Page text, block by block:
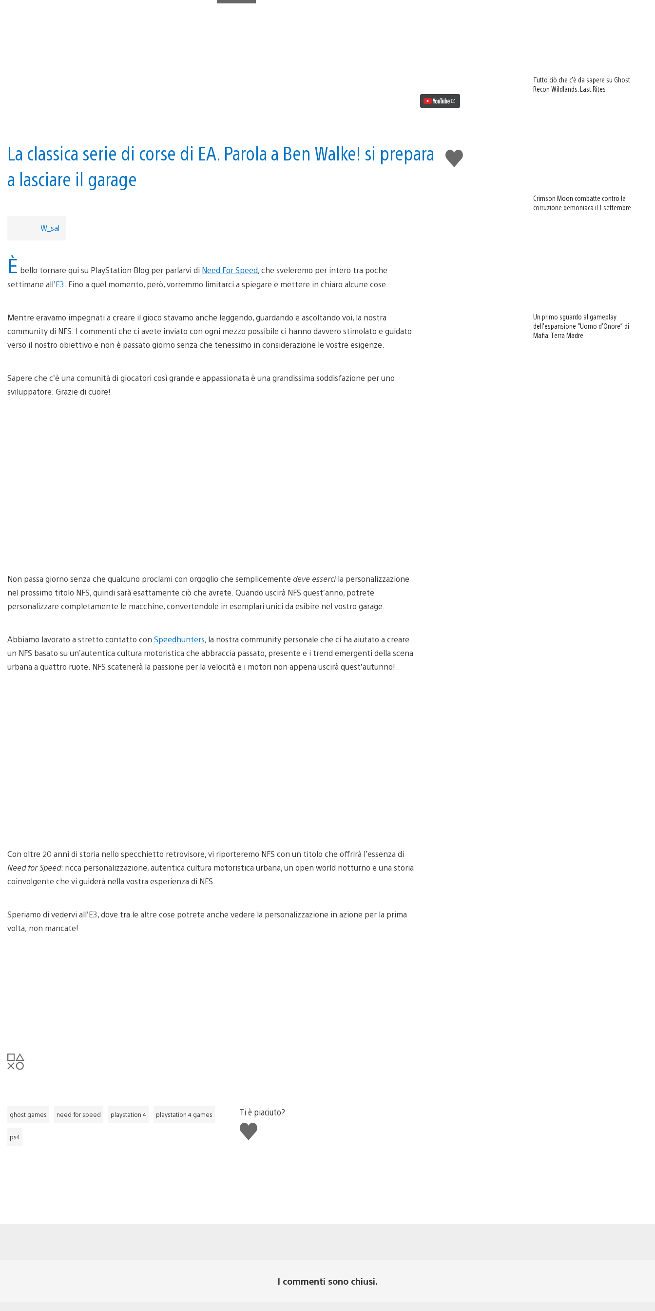
for
Mi
piace
La classica serie di corse di EA. Parola a Ben Walke! si prepara
a lasciare il garage
W_sal
È bello tornare qui su PlayStation Blog per parlarvi di Need For Speed, che sveleremo per intero tra poche
settimane all’E3 . Fino a quel momento, però, vorremmo limitarci a spiegare e mettere in chiaro alcune cose.
Mentre eravamo impegnati a creare il gioco stavamo anche leggendo, guardando e ascoltando voi, la nostra
community di NFS. I commenti che ci avete inviato con ogni mezzo possibile ci hanno davvero stimolato e guidato
verso il nostro obiettivo e non è passato giorno senza che tenessimo in considerazione le vostre esigenze.
Sapere che c’è una comunità di giocatori così grande e appassionata è una grandissima soddisfazione per uno
sviluppatore. Grazie di cuore!
Non passa giorno senza che qualcuno proclami con orgoglio che semplicemente deve essercila personalizzazione
nel prossimo titolo NFS, quindi sarà esattamente ciò che avrete. Quando uscirà NFS quest’anno, potrete
personalizzare completamente le macchine, convertendole in esemplari unici da esibire nel vostro garage.
Abbiamo lavorato a stretto contatto con Speedhunters, la nostra community personale che ci ha aiutato a creare
un NFS basato su un’autentica cultura motoristica che abbraccia passato, presente e i trend emergenti della scena
urbana a quattro ruote. NFS scatenerà la passione per la velocità e i motori non appena uscirà quest’autunno!
Con oltre 20 anni di storia nello specchietto retrovisore, vi riporteremo NFS con un titolo che offrirà l’essenza di
Need for Speed: ricca personalizzazione, autentica cultura motoristica urbana, un open world notturno e una storia
coinvolgente che vi guiderà nella vostra esperienza di NFS.
Speriamo di vedervi all’E3, dove tra le altre cose potrete anche vedere la personalizzazione in azione per la prima
volta; non mancate!
ghost games need for speed playstation 4 playstation 4 games
ps4
Ti è piaciuto?
Mi
piace
Tutto ciò che c’è da sapere su Ghost
Recon Wildlands: Last Rites
Crimson Moon combatte contro la
corruzione demoniaca il 1 settembre
Un primo sguardo al gameplay
dell’espansione “Uomo d’Onore” di
Mafia: Terra Madre
I commenti sono chiusi.